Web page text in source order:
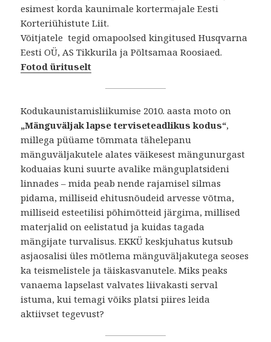
esimest korda kaunimale kortermajale Eesti
Korteriühistute Liit.
Võitjatele tegid omapoolsed kingitused Husqvarna
Eesti OÜ, AS Tikkurila ja Põltsamaa Roosiaed.
Fotod ürituselt
Kodukaunistamisliikumise 2010. aasta moto on
„Mänguväljak lapse terviseteadlikus kodus“,
millega püüame tõmmata tähelepanu
mänguväljakutele alates väikesest mängunurgast
koduaias kuni suurte avalike mänguplatsideni
linnades – mida peab nende rajamisel silmas
pidama, milliseid ehitusnõudeid arvesse võtma,
milliseid esteetilisi põhimõtteid järgima, millised
materjalid on eelistatud ja kuidas tagada
mängijate turvalisus. EKKÜ keskjuhatus kutsub
asjaosalisi üles mõtlema mänguväljakutega seoses
ka teismelistele ja täiskasvanutele. Miks peaks
vanaema lapselast valvates liivakasti serval
istuma, kui temagi võiks platsi piires leida
aktiivset tegevust?